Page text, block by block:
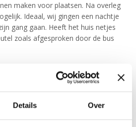
Details Over
maken voor plaatsen. Na overleg
Ideaal, wij gingen een nachtje
gang gaan. Heeft het huis netjes
zoals afgesproken door de bus